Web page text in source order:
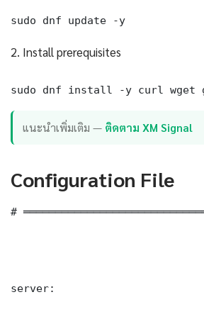
sudo dnf update -y
2. Install prerequisites
sudo dnf install -y curl
แนะนำเพิ่มเติม — ติดตาม XM Signal
Configuration File
#
server: